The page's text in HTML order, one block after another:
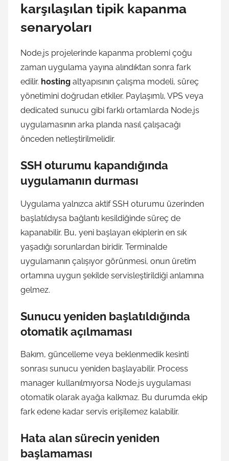
karşılaşılan tipik kapanma
senaryoları
Node.js projelerinde kapanma problemi çoğu
zaman uygulama yayına alındıktan sonra fark
edilir. hosting altyapısının çalışma modeli, süreç
yönetimini doğrudan etkiler. Paylaşımlı, VPS veya
dedicated sunucu gibi farklı ortamlarda Node.js
uygulamasının arka planda nasıl çalışacağı
önceden netleştirilmelidir.
SSH oturumu kapandığında
uygulamanın durması
Uygulama yalnızca aktif SSH oturumu üzerinden
başlatıldıysa bağlantı kesildiğinde süreç de
kapanabilir. Bu, yeni başlayan ekiplerin en sık
yaşadığı sorunlardan biridir. Terminalde
uygulamanın çalışıyor görünmesi, onun üretim
ortamına uygun şekilde servisleştirildiği anlamına
gelmez.
Sunucu yeniden başlatıldığında
otomatik açılmaması
Bakım, güncelleme veya beklenmedik kesinti
sonrası sunucu yeniden başlayabilir. Process
manager kullanılmıyorsa Node.js uygulaması
otomatik olarak ayağa kalkmaz. Bu durumda ekip
fark edene kadar servis erişilemez kalabilir.
Hata alan sürecin yeniden
başlamaması